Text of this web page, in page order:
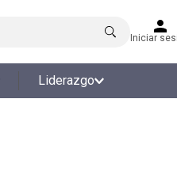
Iniciar
Liderazgo